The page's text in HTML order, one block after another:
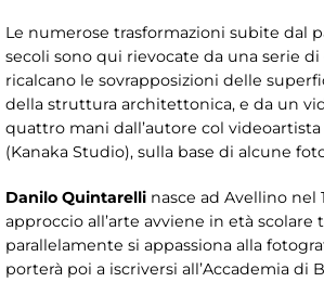
Le numerose trasformazioni subite dal
secoli sono qui rievocate da una serie
ricalcano le sovrapposizioni delle
della struttura architettonica, e da un
quattro mani dall’autore col
(Kanaka Studio), sulla base di alcune
Danilo Quintarelli nasce ad Avellino nel
approccio all’arte avviene in età
parallelamente si appassiona alla
porterà poi a iscriversi all’Accademia di